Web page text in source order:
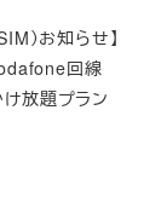
）お知らせ】
回線
放題プラン